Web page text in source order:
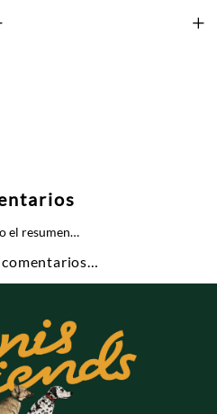
+
el resumen…